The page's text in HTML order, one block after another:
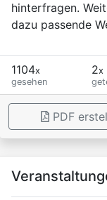
hinterfragen.
dazu passende
1104x
gesehen
2x
PDF
×